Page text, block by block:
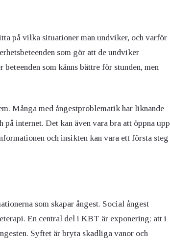
på vilka situationer man undviker, och varför
som gör att de undviker
som känns bättre för stunden, men
Många med ångestproblematik har liknande
internet. Det kan även vara bra att öppna upp
och insikten kan vara ett första steg
som skapar ångest. Social ångest
En central del i KBT är exponering; att i
Syftet är bryta skadliga vanor och